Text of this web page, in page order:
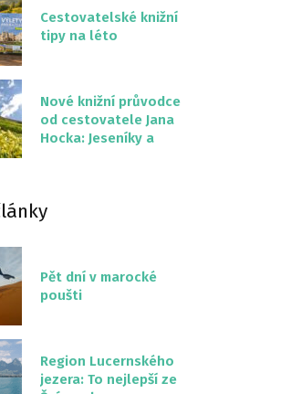
Cestovatelské knižní
tipy na léto
Nové knižní průvodce
od cestovatele Jana
Hocka: Jeseníky a
Pět dní v marocké
poušti
Region Lucernského
jezera: To nejlepší ze